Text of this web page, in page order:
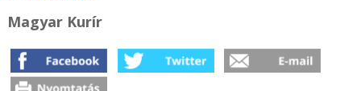
Magyar Kurír